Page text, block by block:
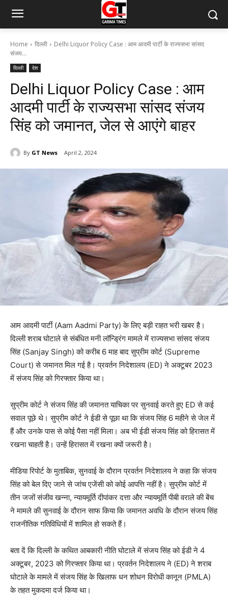
Home दिल्ली
Delhi Liquor Policy Case : आम आदमी पार्टी के राज्यसभा सांसद
संजय...
दिल्ली देश
Delhi Liquor Policy Case : आम
आदमी पार्टी के राज्यसभा सांसद संजय
सिंह को जमानत, जेल से आएंगे बाहर
By GT News April 2, 2024
आम आदमी पार्टी (Aam Aadmi Party) के लिए बड़ी राहत भरी खबर है।
दिल्ली शराब घोटाले से संबंधित मनी लॉन्‍ड्र‍िंग मामले में राज्यसभा सांसद संजय
सिंह (Sanjay Singh) को करीब 6 माह बाद सुप्रीम कोर्ट (Supreme
Court) से जमानत म‍िल गई है। प्रवर्तन निदेशालय (ED) ने अक्टूबर 2023
में संजय सिंह को गिरफ्तार किया था।
सुप्रीम कोर्ट ने संजय स‍िंंह की जमानत याच‍िका पर सुनवाई करते हुए ED से कई
सवाल पूछे थे। सुप्रीम कोर्ट ने ईडी से पूछा था क‍ि संजय सिंह 6 महीने से जेल में
हैं और उनके पास से कोई पैसा नहीं मिला। अब भी ईडी संजय सिंह को हिरासत में
रखना चाहती है। उन्हें हिरासत में रखना क्यों जरूरी है।
मीडिया रिपोर्ट के मुताबिक, सुनवाई के दौरान प्रवर्तन निदेशालय ने कहा कि संजय
सिंह को बेल दिए जाने से जांच एजेंसी को कोई आपत्ति नहीं है। सुप्रीम कोर्ट में
तीन जजों संजीव खन्ना, न्यायमूर्ति दीपांकर दत्ता और न्यायमूर्ति पीबी वराले की बेंच
ने मामले की सुनवाई के दौरान साफ किया कि जमानत अवधि के दौरान संजय सिंह
राजनीतिक गतिविधियों में शामिल हो सकते हैं।
बता दें कि दिल्ली के कथित आबकारी नीति घोटाले में संजय सिंह को ईडी ने 4
अक्टूबर, 2023 को गिरफ्तार किया था। प्रवर्तन निदेशालय ने (ED) ने शराब
घोटाले के मामले में संजय सिंह के खिलाफ धन शोधन विरोधी कानून (PMLA)
के तहत मुकदमा दर्ज किया था।